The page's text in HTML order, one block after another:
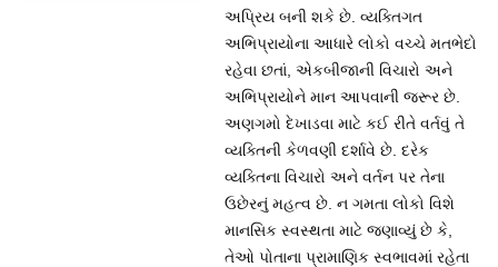
અપ્રિય બની શકે છે. વ્યક્તિગત
અભિપ્રાયોના આધારે લોકો વચ્ચે મતભેદો
રહેવા છતાં, એકબીજાની વિચારો અને
અભિપ્રાયોને માન આપવાની જરૂર છે.
અણગમો દેખાડવા માટે કઈ રીતે વર્તવું તે
વ્યક્તિની કેળવણી દર્શાવે છે. દરેક
વ્યક્તિના વિચારો અને વર્તન પર તેના
ઉછેરનું મહત્વ છે. ન ગમતા લોકો વિશે
માનસિક સ્વસ્થતા માટે જણાવ્યું છે કે,
તેઓ પોતાના પ્રામાણિક સ્વભાવમાં રહેતા